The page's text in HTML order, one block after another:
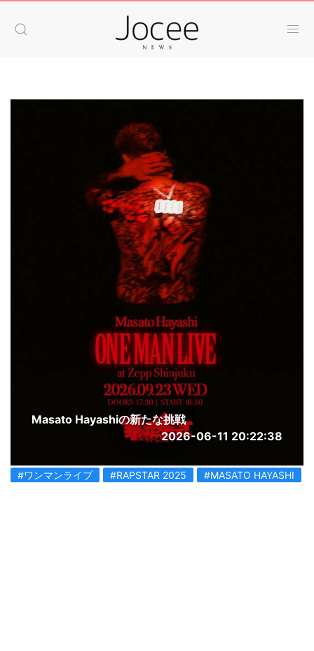
Masato Hayashiの新たな挑戦
2026-06-11 20:22:38
#ワンマンライブ #RAPSTAR 2025 #MASATO HAYASHI